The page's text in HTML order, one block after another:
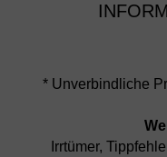
* Unverbindliche
Irrtümer,